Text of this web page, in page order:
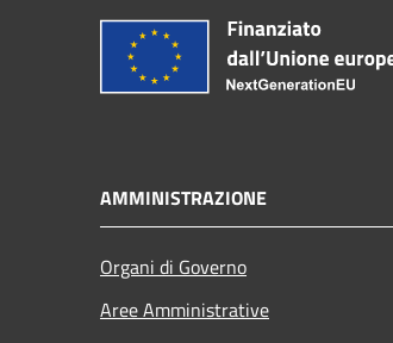
AMMINISTRAZIONE
Organi di Governo
Aree Amministrative